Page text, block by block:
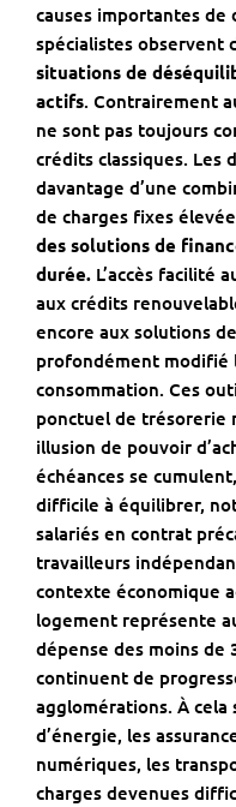
causes importantes
spécialistes observent
situations de
actifs. Contrairement
ne sont pas toujours
crédits classiques.
davantage d’une
de charges fixes
des solutions de
durée. L’accès facilité
aux crédits
encore aux solutions
profondément modifié
consommation. Ces
ponctuel de trésorerie
illusion de pouvoir
échéances se cumulent
difficile à équilibrer,
salariés en contrat
travailleurs
contexte économique
logement représente
dépense des moins de
continuent de
agglomérations. À cela
d’énergie, les
numériques, les
charges devenues